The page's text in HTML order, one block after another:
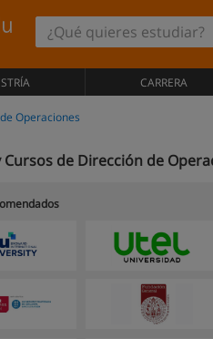
CARRERA
Operaciones
Cursos de Dirección de